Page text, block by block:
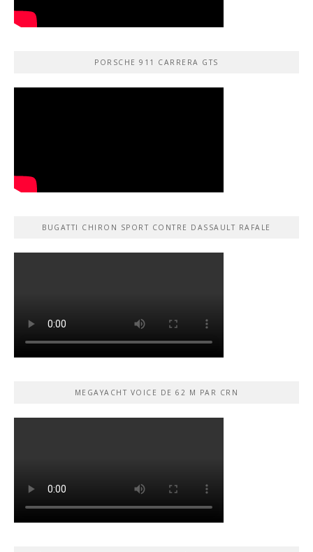
PORSCHE 911 CARRERA GTS
BUGATTI CHIRON SPORT CONTRE DASSAULT RAFALE
MEGAYACHT VOICE DE 62 M PAR CRN